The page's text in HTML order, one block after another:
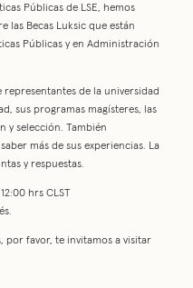
Públicas de LSE, hemos
las Becas Luksic que están
Públicas y en Administración
representantes de la universidad
sus programas magísteres, las
y selección. También
más de sus experiencias. La
y respuestas.
hrs CLST
por favor, te invitamos a visitar